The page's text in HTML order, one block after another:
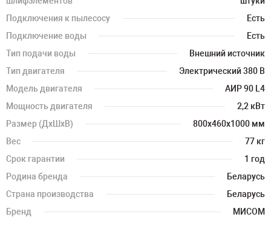
Подключения к пылесосу
Есть
Подключение воды
Есть
Тип подачи воды
Внешний источник
Тип двигателя
Электрический 380 В
Модель двигателя
АИР 90 L4
Мощность двигателя
2,2 кВт
Размер (ДхШхВ)
800х460х1000 мм
Вес
77 кг
Срок гарантии
1 год
Родина бренда
Беларусь
Страна производства
Беларусь
Бренд
МИСОМ